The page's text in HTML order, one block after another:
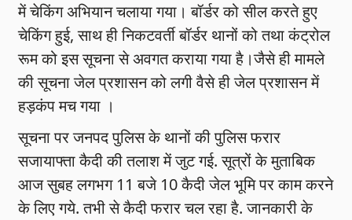
में चेकिंग अभियान चलाया गया। बॉर्डर को सील करते हुए
चेकिंग हुई, साथ ही निकटवर्ती बॉर्डर थानों को तथा कंट्रोल
रूम को इस सूचना से अवगत कराया गया है।जैसे ही मामले
की सूचना जेल प्रशासन को लगी वैसे ही जेल प्रशासन में
हड़कंप मच गया ।
सूचना पर जनपद पुलिस के थानों की पुलिस फरार
सजायाफ्ता कैदी की तलाश में जुट गई. सूत्रों के मुताबिक
आज सुबह लगभग 11 बजे 10 कैदी जेल भूमि पर काम करने
के लिए गये. तभी से कैदी फरार चल रहा है. जानकारी के